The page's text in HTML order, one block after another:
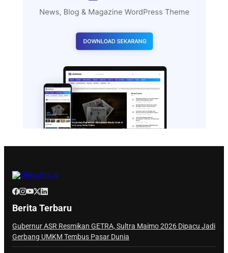
Berita Terbaru
Gubernur ASR Resmikan GETRA, Sultra Maimo 2026 Dipacu Jadi
Gerbang UMKM Tembus Pasar Dunia